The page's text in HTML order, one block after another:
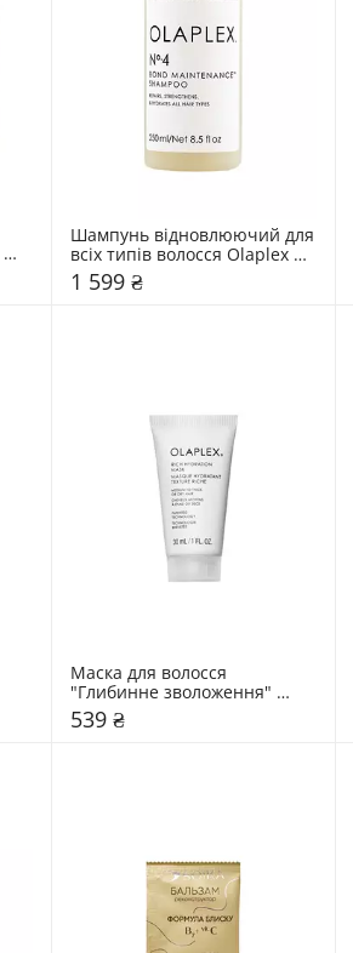
Шампунь відновлюючий для
всіх типів волосся Olaplex
Nº.4 Bond Maintenance
Shampoo
1 599 ₴
Маска для волосся
"Глибинне зволоження"
Olaplex Rich Hydratation
Mask
539 ₴